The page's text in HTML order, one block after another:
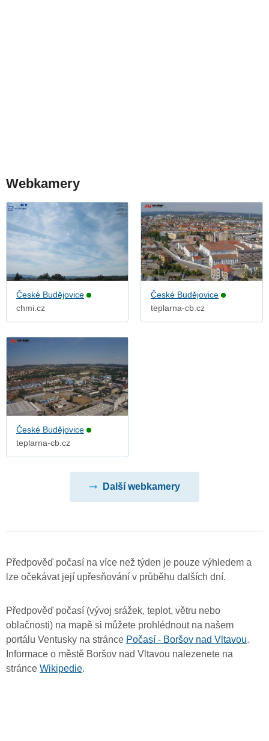
Webkamery
České Budějovice
chmi.cz
České Budějovice
teplarna-cb.cz
České Budějovice
teplarna-cb.cz
Další webkamery
Předpověď počasí na více než týden je pouze výhledem a
lze očekávat její upřesňování v průběhu dalších dní.
Předpověď počasí (vývoj srážek, teplot, větru nebo
oblačnosti) na mapě si můžete prohlédnout na našem
portálu Ventusky na stránce Počasí - Boršov nad Vltavou.
Informace o městě Boršov nad Vltavou nalezenete na
stránce Wikipedie.